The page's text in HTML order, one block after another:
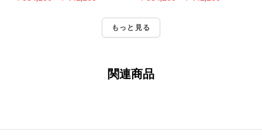
もっと見る
関連商品